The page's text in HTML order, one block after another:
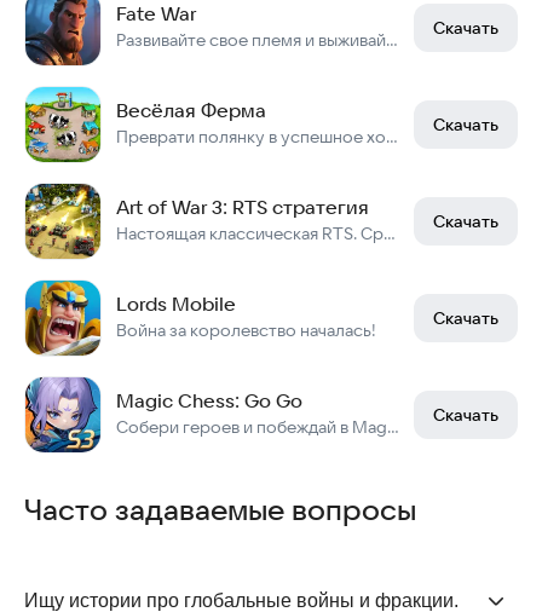
Fate War
Развивайте свое племя и выживайте на острове с реалистичной симуляцией погоды.
Скачать
Весёлая Ферма
Преврати полянку в успешное хозяйство! Легендарная классическая игра c ПК
Скачать
Art of War 3: RTS стратегия
Настоящая классическая RTS. Сражайся онлайн в PvP, PvE, coop!
Скачать
Lords Mobile
Война за королевство началась!
Скачать
Magic Chess: Go Go
Собери героев и побеждай в Magic Chess: Go Go!
Скачать
Часто задаваемые вопросы
Ищу истории про глобальные войны и фракции.